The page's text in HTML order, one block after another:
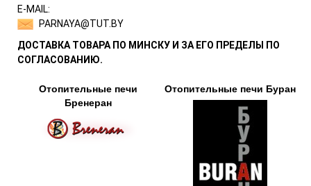
Е-MAIL:
PARNAYA@TUT.BY
ДОСТАВКА ТОВАРА ПО МИНСКУ И ЗА ЕГО ПРЕДЕЛЫ ПО
СОГЛАСОВАНИЮ.
Отопительные печи
Бренеран
Отопительные печи Буран